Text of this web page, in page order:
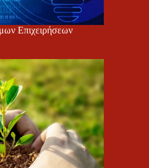
Επιχειρήσεων